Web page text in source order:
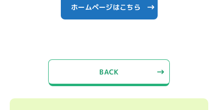
ホームページはこちら
BACK